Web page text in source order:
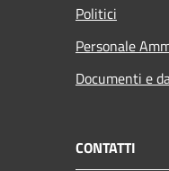
Politici
Personale
Documenti e
CONTATTI